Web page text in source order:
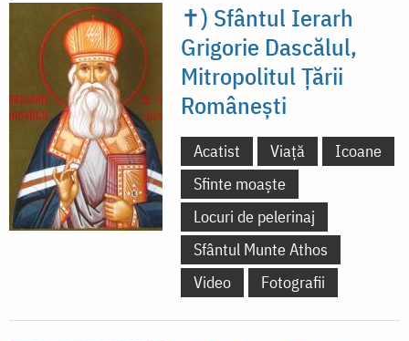
✝) Sfântul Ierarh
Grigorie Dascălul,
Mitropolitul Țării
Românești
Acatist Viață
Icoane
Sfinte moaște
Locuri de pelerinaj
Sfântul Munte Athos
Video
Fotografii